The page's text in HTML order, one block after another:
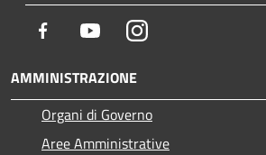
Facebook YoutubeInstagram
AMMINISTRAZIONE
Organi di Governo
Aree Amministrative